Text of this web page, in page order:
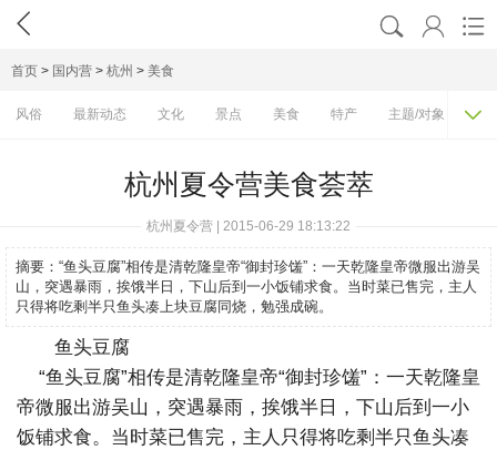
   
首页 > 国内营 > 杭州 > 美食
风俗 最新动态 文化 景点 美食 特产 主题/对象 费

杭州夏令营美食荟萃
杭州夏令营 | 2015-06-29 18:13:22
摘要： “鱼头豆腐”相传是清乾隆皇帝“御封珍馐”：一天乾隆皇帝微服出游吴
山，突遇暴雨，挨饿半日，下山后到一小饭铺求食。当时菜已售完，主人
只得将吃剩半只鱼头凑上块豆腐同烧，勉强成碗。
鱼头豆腐
“鱼头豆腐”相传是清乾隆皇帝“御封珍馐”：一天乾隆皇
帝微服出游吴山，突遇暴雨，挨饿半日，下山后到一小
饭铺求食。当时菜已售完，主人只得将吃剩半只鱼头凑